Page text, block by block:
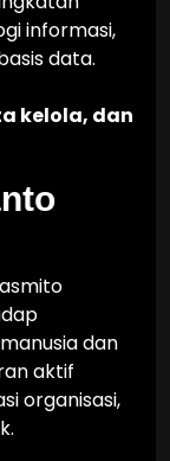
informasi,
data.
kelola, dan
dan
aktif
organisasi,